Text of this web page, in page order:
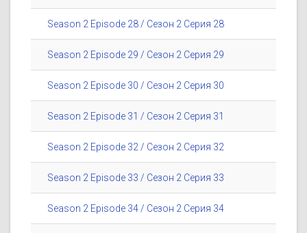
Season 2 Episode 28 / Сезон 2 Серия 28
Season 2 Episode 29 / Сезон 2 Серия 29
Season 2 Episode 30 / Сезон 2 Серия 30
Season 2 Episode 31 / Сезон 2 Серия 31
Season 2 Episode 32 / Сезон 2 Серия 32
Season 2 Episode 33 / Сезон 2 Серия 33
Season 2 Episode 34 / Сезон 2 Серия 34